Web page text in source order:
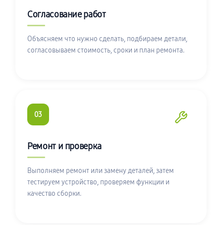
Согласование работ
Объясняем что нужно сделать, подбираем детали,
согласовываем стоимость, сроки и план ремонта.
03
Ремонт и проверка
Выполняем ремонт или замену деталей, затем
тестируем устройство, проверяем функции и
качество сборки.